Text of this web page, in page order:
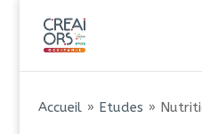
Accueil» Etudes »